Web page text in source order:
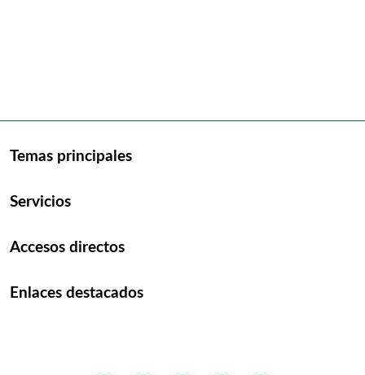
Temas principales
Servicios
Accesos directos
Enlaces destacados